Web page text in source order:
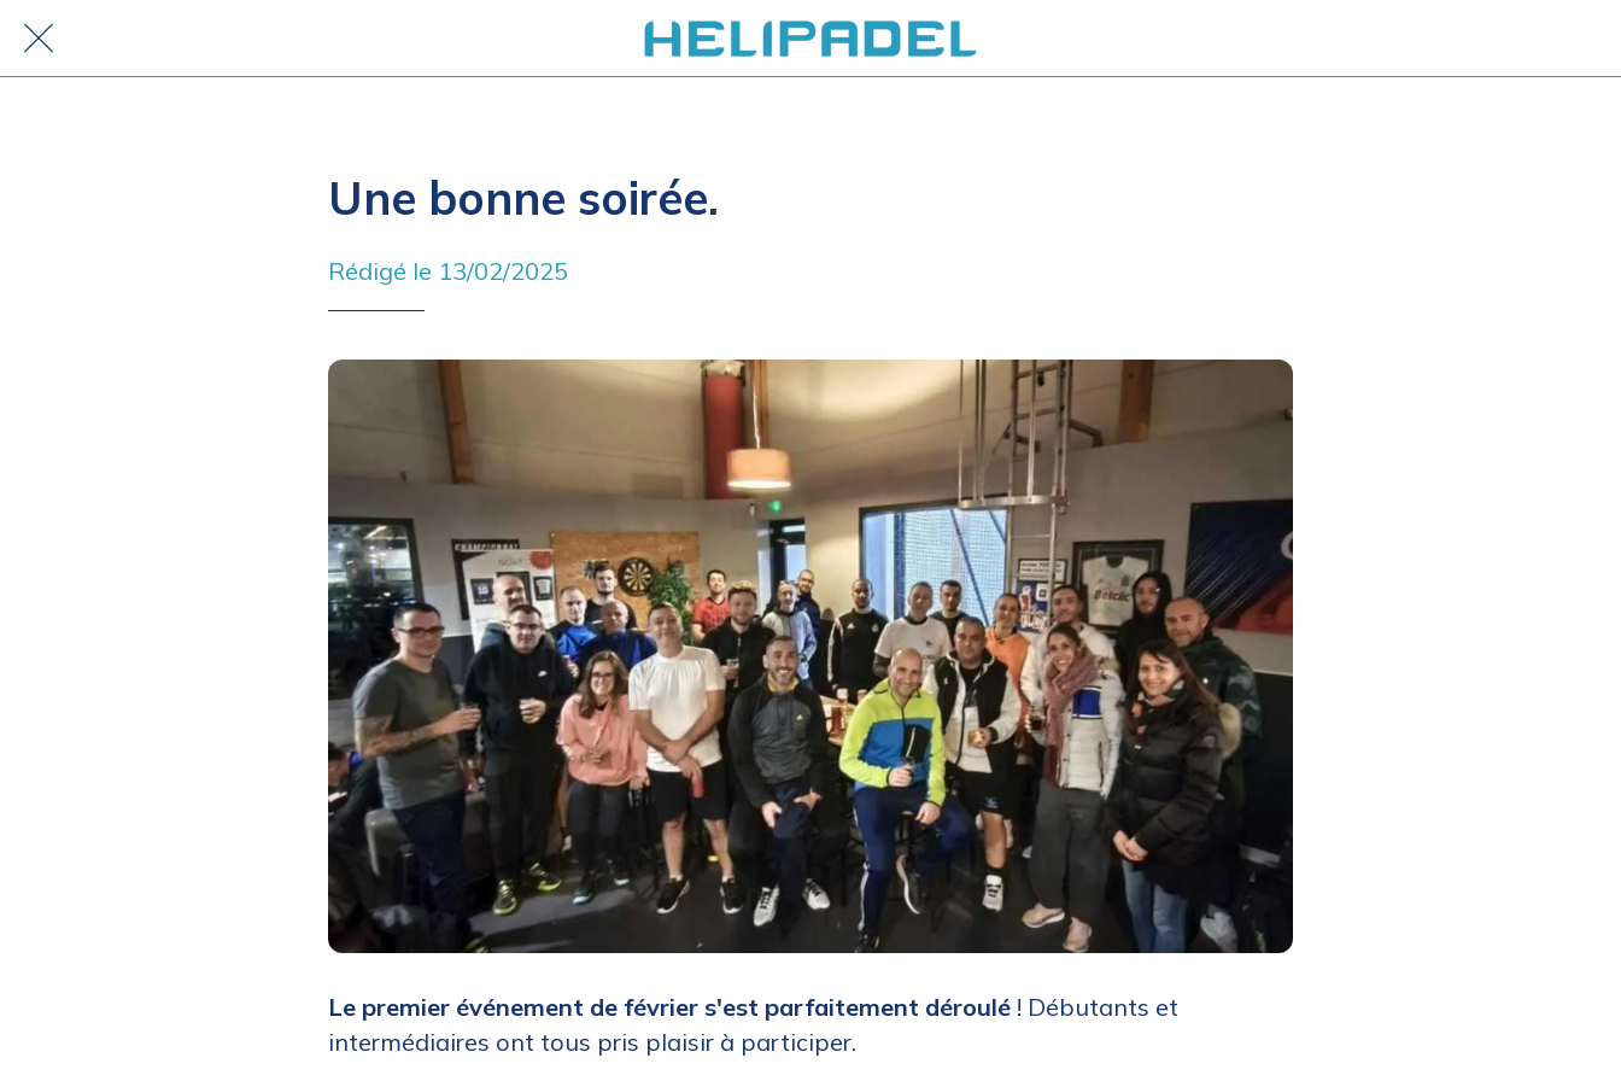
Une bonne soirée.
Rédigé le 13/02/2025
Le premier événement de février s'est parfaitement déroulé ! Débutants et
intermédiaires ont tous pris plaisir à participer.